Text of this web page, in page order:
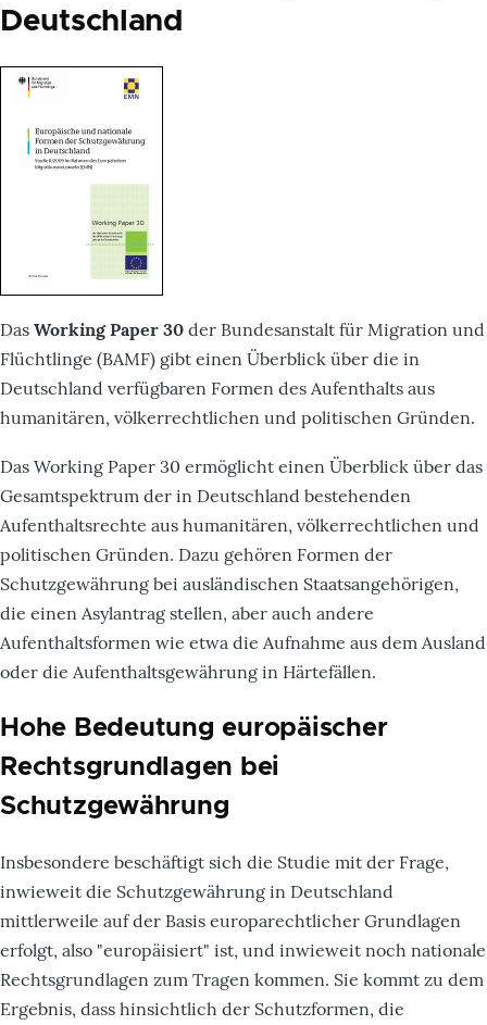
Deutschland
Das Working Paper 30 der Bundesanstalt für Migration und
Flüchtlinge (BAMF) gibt einen Überblick über die in
Deutschland verfügbaren Formen des Aufenthalts aus
humanitären, völkerrechtlichen und politischen Gründen.
Das Working Paper 30 ermöglicht einen Überblick über das
Gesamtspektrum der in Deutschland bestehenden
Aufenthaltsrechte aus humanitären, völkerrechtlichen und
politischen Gründen. Dazu gehören Formen der
Schutzgewährung bei ausländischen Staatsangehörigen,
die einen Asylantrag stellen, aber auch andere
Aufenthaltsformen wie etwa die Aufnahme aus dem Ausland
oder die Aufenthaltsgewährung in Härtefällen.
Hohe Bedeutung europäischer
Rechtsgrundlagen bei
Schutzgewährung
Insbesondere beschäftigt sich die Studie mit der Frage,
inwieweit die Schutzgewährung in Deutschland
mittlerweile auf der Basis europarechtlicher Grundlagen
erfolgt, also "europäisiert" ist, und inwieweit noch nationale
Rechtsgrundlagen zum Tragen kommen. Sie kommt zu dem
Ergebnis, dass hinsichtlich der Schutzformen, die